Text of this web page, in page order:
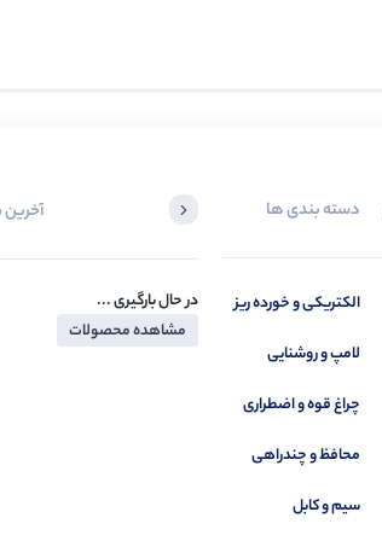
دسته بندی ها
الکتریکی و خورده ریز
لامپ و روشنایی
چراغ قوه و اضطراری
محافظ و چندراهی
سیم و کابل
آخرین
در حال بارگیری ...
مشاهده محصولات